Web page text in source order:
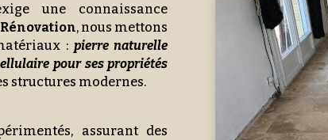
une connaissance
Rénovation, nous mettons
: pierre naturelle
pour ses propriétés
structures modernes.
assurant des